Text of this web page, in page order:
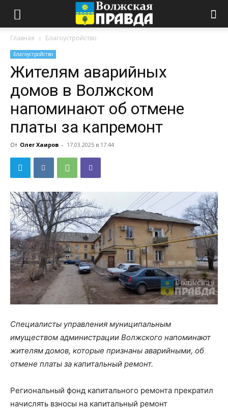
Главная Благоустройство
Благоустройство
Жителям аварийных
домов в Волжском
напоминают об отмене
платы за капремонт
От Олег Хаиров - 17.03.2025 в 17:44
Специалисты управления муниципальным
имуществом администрации Волжского напоминают
жителям домов, которые признаны аварийными, об
отмене платы за капитальный ремонт.
Региональный фонд капитального ремонта прекратил
начислять взносы на капитальный ремонт